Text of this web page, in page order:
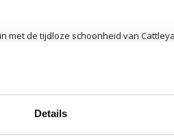
Details
met de tijdloze schoonheid van
op je plantenverzameling,